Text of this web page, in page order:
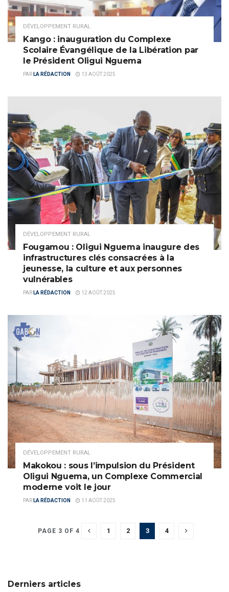
DÉVELOPPEMENT RURAL
Kango : inauguration du Complexe
Scolaire Évangélique de la Libération par
le Président Oligui Nguema
PAR LA RÉDACTION 13 AOÛT 2025
DÉVELOPPEMENT RURAL
Fougamou : Oligui Nguema inaugure des
infrastructures clés consacrées à la
jeunesse, la culture et aux personnes
vulnérables
PAR LA RÉDACTION 12 AOÛT 2025
DÉVELOPPEMENT RURAL
Makokou : sous l’impulsion du Président
Oligui Nguema, un Complexe Commercial
moderne voit le jour
PAR LA RÉDACTION 11 AOÛT 2025
PAGE 3 OF 4 1 2 3 4
Derniers articles